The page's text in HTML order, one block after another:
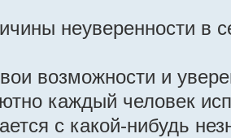
неуверенности в
возможности и
каждый человек
с какой-нибудь